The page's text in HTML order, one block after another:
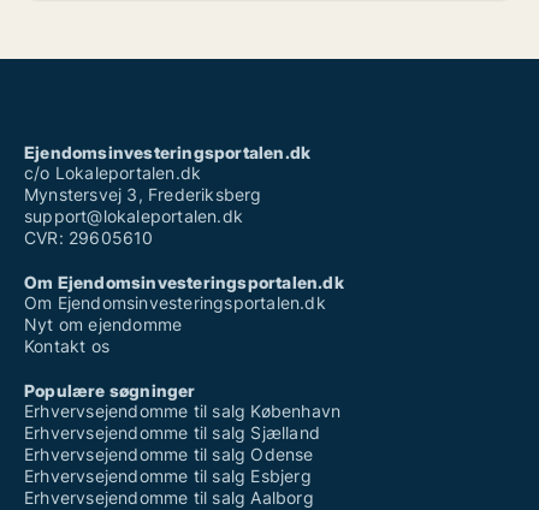
Ejendomsinvesteringsportalen.dk
c/o Lokaleportalen.dk
Mynstersvej 3, Frederiksberg
support@lokaleportalen.dk
CVR: 29605610
Om Ejendomsinvesteringsportalen.dk
Om Ejendomsinvesteringsportalen.dk
Nyt om ejendomme
Kontakt os
Populære søgninger
Erhvervsejendomme til salg København
Erhvervsejendomme til salg Sjælland
Erhvervsejendomme til salg Odense
Erhvervsejendomme til salg Esbjerg
Erhvervsejendomme til salg Aalborg